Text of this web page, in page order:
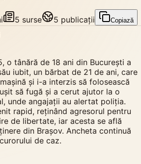
5 surse 5 publicații Copiază
o tânără de 18 ani din București a
iubit, un bărbat de 21 de ani, care
și i-a interzis să folosească
să fugă și a cerut ajutor la o
unde angajații au alertat poliția.
rapid, reținând agresorul pentru
de libertate, iar acesta se află
din Brașov. Ancheta continuă
de caz.